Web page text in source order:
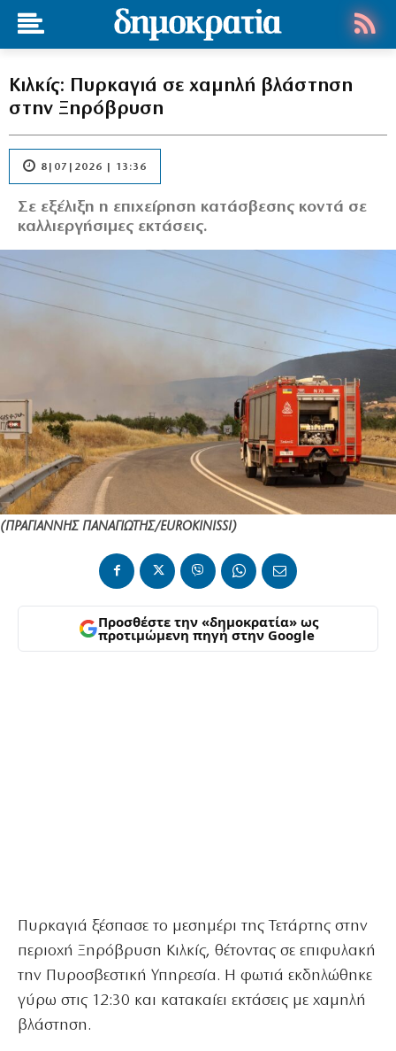
Κιλκίς: Πυρκαγιά σε χαμηλή βλάστηση
στην Ξηρόβρυση
8|07|2026 | 13:36
Σε εξέλιξη η επιχείρηση κατάσβεσης κοντά σε
καλλιεργήσιμες εκτάσεις.
(ΠΡΑΓΙΑΝΝΗΣ ΠΑΝΑΓΙΩΤΗΣ/EUROKINISSI)
Προσθέστε την «δημοκρατία» ως
προτιμώμενη πηγή στην Google
Πυρκαγιά ξέσπασε το μεσημέρι της Τετάρτης στην
περιοχή Ξηρόβρυση Κιλκίς, θέτοντας σε επιφυλακή
την Πυροσβεστική Υπηρεσία. Η φωτιά εκδηλώθηκε
γύρω στις 12:30 και κατακαίει εκτάσεις με χαμηλή
βλάστηση.